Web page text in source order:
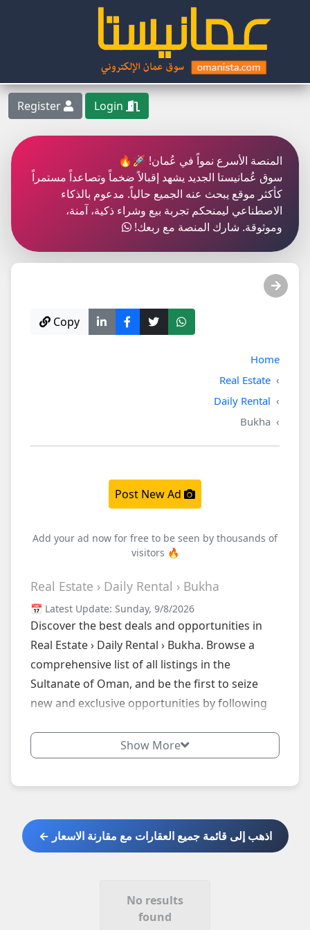
المنصة الأسرع نمواً في عُمان! 🚀🔥
سوق عُمانيستا الجديد يشهد إقبالاً ضخماً وتصاعداً مستمراً
كأكثر موقع يبحث عنه الجميع حالياً. مدعوم بالذكاء
الاصطناعي ليمنحكم تجربة بيع وشراء ذكية، آمنة،
وموثوقة. شارك المنصة مع ربعك!
Copy
Home
Real Estate
Daily Rental
Bukha
Add your ad now for free to be seen by thousands of
visitors 🔥
Real Estate › Daily Rental › Bukha
📅 Latest Update: Sunday, 9/8/2026
Discover the best deals and opportunities in
Real Estate › Daily Rental › Bukha. Browse a
comprehensive list of all listings in the
Sultanate of Oman, and be the first to seize
new and exclusive opportunities by following
Show More
اذهب إلى قائمة جميع العقارات مع مقارنة الاسعار ←
No results
found